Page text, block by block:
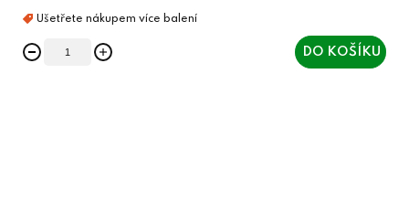
DO KOŠÍKU